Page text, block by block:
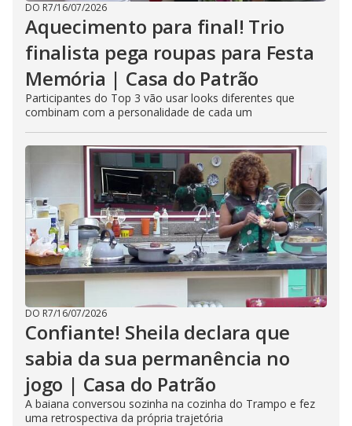
DO R7/16/07/2026
Aquecimento para final! Trio
finalista pega roupas para Festa
Memória | Casa do Patrão
Participantes do Top 3 vão usar looks diferentes que
combinam com a personalidade de cada um
DO R7/16/07/2026
Confiante! Sheila declara que
sabia da sua permanência no
jogo | Casa do Patrão
A baiana conversou sozinha na cozinha do Trampo e fez
uma retrospectiva da própria trajetória